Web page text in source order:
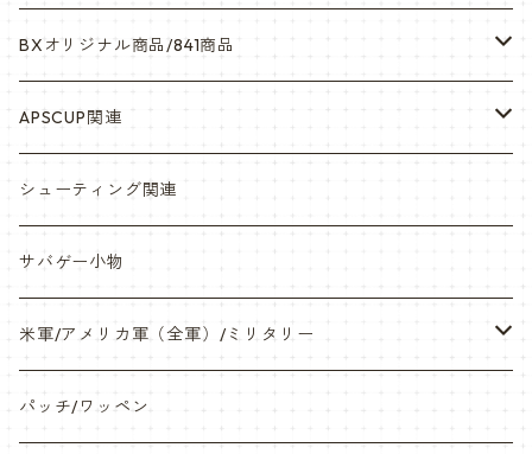
BXオリジナル商品/841商品
シール・ステッカー（UV加工）
缶バッチ
帽子・Tシャツ・エプロン
ネックレス・アクセサリー・スマホケース
サンダル・Bag
APSCUP関連
岡崎APS部
本体・BB弾・小物類
シューティング関連
サバゲー小物
米軍/アメリカ軍（全軍）/ミリタリー
海兵隊/USMC
パッチ/ワッペン